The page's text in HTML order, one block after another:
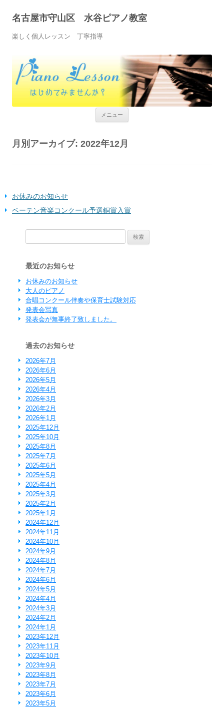
名古屋市守山区 水谷ピアノ教室
楽しく個人レッスン 丁寧指導
メニュー
月別アーカイブ: 2022年12月
お休みのお知らせ
ベーテン音楽コンクール予選銅賞入賞
最近のお知らせ
お休みのお知らせ
大人のピアノ
合唱コンクール伴奏や保育士試験対応
発表会写真
発表会が無事終了致しました。
過去のお知らせ
2026年7月
2026年6月
2026年5月
2026年4月
2026年3月
2026年2月
2026年1月
2025年12月
2025年10月
2025年8月
2025年7月
2025年6月
2025年5月
2025年4月
2025年3月
2025年2月
2025年1月
2024年12月
2024年11月
2024年10月
2024年9月
2024年8月
2024年7月
2024年6月
2024年5月
2024年4月
2024年3月
2024年2月
2024年1月
2023年12月
2023年11月
2023年10月
2023年9月
2023年8月
2023年7月
2023年6月
2023年5月